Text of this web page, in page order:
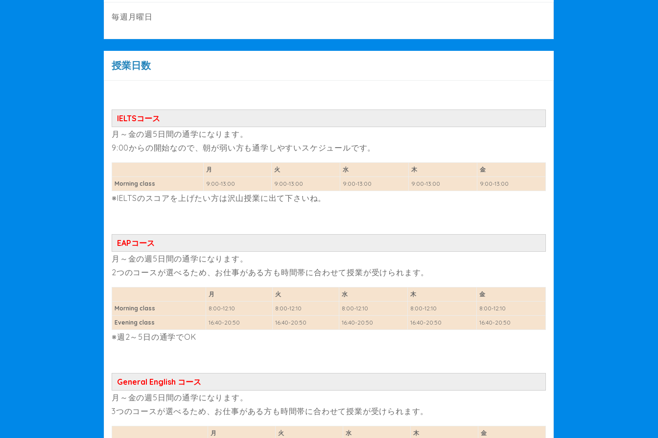
毎週月曜日
授業日数
IELTSコース
月～金の週5日間の通学になります。
9:00からの開始なので、朝が弱い方も通学しやすいスケジュールです。
月 火 水 木
金
Morning class
9:00-13:00 9:00-13:00 9:00-13:00 9:00-13:00 9:00-13:00
※IELTSのスコアを上げたい方は沢山授業に出て下さいね。
EAPコース
月～金の週5日間の通学になります。
2つのコースが選べるため、お仕事がある方も時間帯に合わせて授業が受けられます。
月 火 水 木
金
Morning class
8:00-12:10 8:00-12:10 8:00-12:10 8:00-12:10
8:00-12:10
Evening class
16:40-20:50 16:40-20:50 16:40-20:50 16:40-20:50 16:40-20:50
※週2～5日の通学でOK
General English コース
月～金の週5日間の通学になります。
3つのコースが選べるため、お仕事がある方も時間帯に合わせて授業が受けられます。
月 火 水 木 金